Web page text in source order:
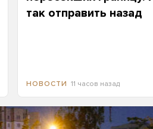
так отправить назад
НОВОСТИ 11 часов назад